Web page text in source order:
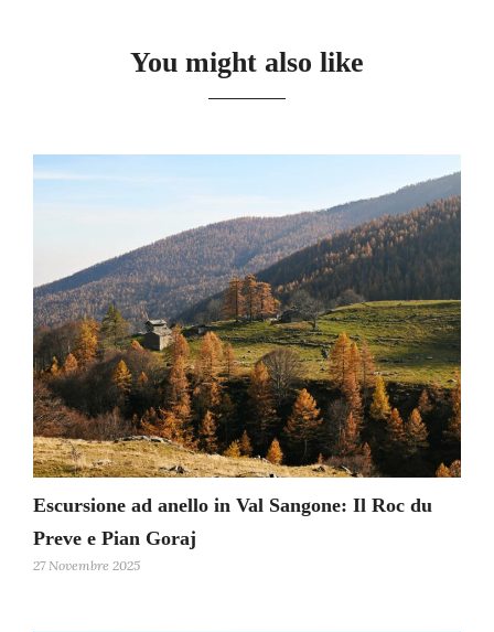
You might also like
Escursione ad anello in Val Sangone: Il Roc du
Preve e Pian Goraj
27 Novembre 2025